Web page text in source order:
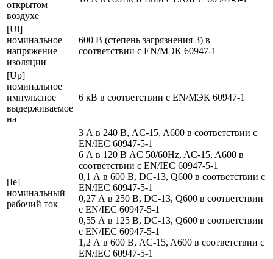
открытом
воздухе
[Ui]
номинальное
напряжение
изоляции
600 В (степень загрязнения 3) в
соответствии с EN/МЭК 60947-1
[Up]
номинальное
импульсное
выдерживаемое
на
6 кВ в соответствии с EN/МЭК 60947-1
[Ie]
номинальный
рабочий ток
3 А в 240 В, AC-15, A600 в соответствии с
EN/IEC 60947-5-1
6 А в 120 В AC 50/60Hz, AC-15, A600 в
соответствии с EN/IEC 60947-5-1
0,1 А в 600 В, DC-13, Q600 в соответствии с
EN/IEC 60947-5-1
0,27 А в 250 В, DC-13, Q600 в соответствии
с EN/IEC 60947-5-1
0,55 А в 125 В, DC-13, Q600 в соответствии
с EN/IEC 60947-5-1
1,2 А в 600 В, AC-15, A600 в соответствии с
EN/IEC 60947-5-1